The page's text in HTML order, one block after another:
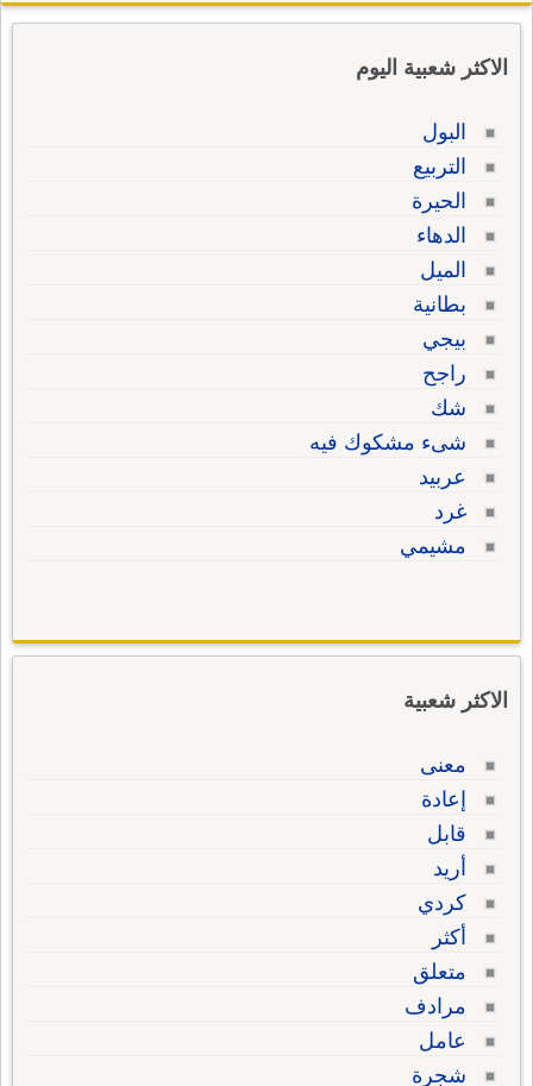
الاكثر شعبية اليوم
البول
التربيع
الحيرة
الدهاء
الميل
بطانية
بيجي
راجح
شك
شىء مشكوك فيه
عربيد
غرد
مشيمي
الاكثر شعبية
معنى
إعادة
قابل
أريد
كردي
أكثر
متعلق
مرادف
عامل
شجرة